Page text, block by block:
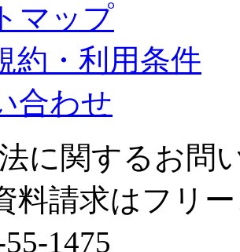
マップ
約・利用条件
合わせ